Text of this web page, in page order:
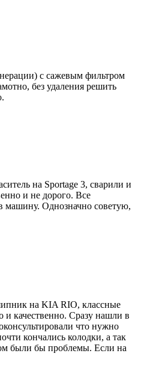
с сажевым фильтром
без удаления решить
на Sportage 3, сварили и
и не дорого. Все
машину. Однозначно советую,
на KIA RIO, классные
и качественно. Сразу нашли в
что нужно
кончались колодки, а так
были бы проблемы. Если на